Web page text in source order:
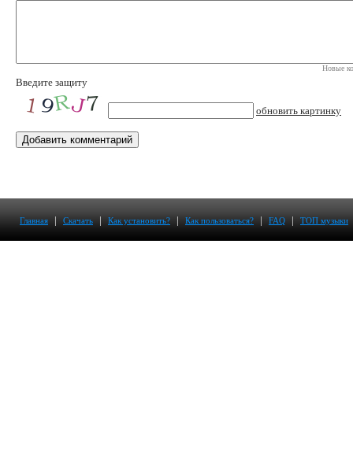
Новые
Введите защиту
обновить картинку
Главная | Скачать | Как установить? | Как пользоваться? | FAQ | ТОП музыки